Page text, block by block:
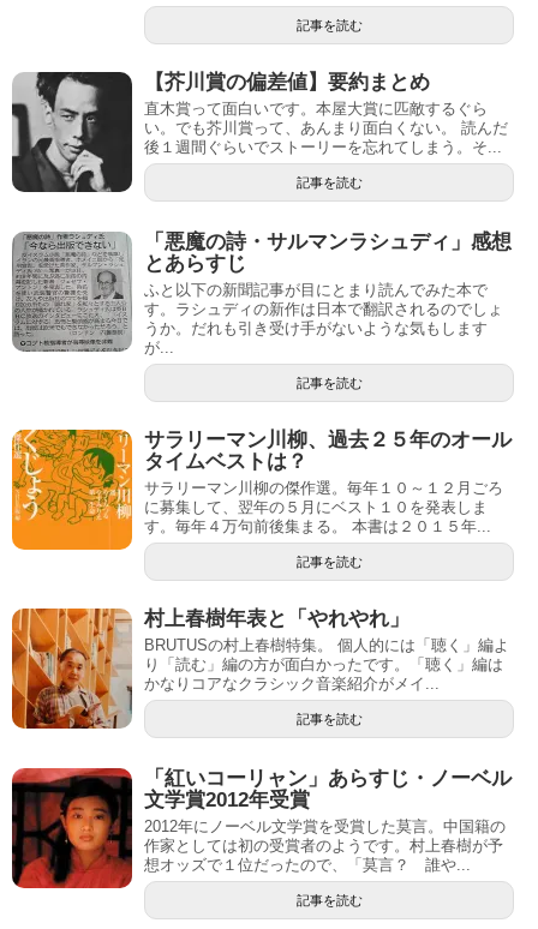
記事を読む
【芥川賞の偏差値】要約まとめ
直木賞って面白いです。本屋大賞に匹敵するぐら
い。でも芥川賞って、あんまり面白くない。 読んだ
後１週間ぐらいでストーリーを忘れてしまう。そ...
記事を読む
「悪魔の詩・サルマンラシュディ」感想
とあらすじ
ふと以下の新聞記事が目にとまり読んでみた本で
す。ラシュディの新作は日本で翻訳されるのでしょ
うか。だれも引き受け手がないような気もします
が...
記事を読む
サラリーマン川柳、過去２５年のオール
タイムベストは？
サラリーマン川柳の傑作選。毎年１０～１２月ごろ
に募集して、翌年の５月にベスト１０を発表しま
す。毎年４万句前後集まる。 本書は２０１５年...
記事を読む
村上春樹年表と「やれやれ」
BRUTUSの村上春樹特集。 個人的には「聴く」編よ
り「読む」編の方が面白かったです。「聴く」編は
かなりコアなクラシック音楽紹介がメイ...
記事を読む
「紅いコーリャン」あらすじ・ノーベル
文学賞2012年受賞
2012年にノーベル文学賞を受賞した莫言。中国籍の
作家としては初の受賞者のようです。村上春樹が予
想オッズで１位だったので、「莫言？ 誰や...
記事を読む